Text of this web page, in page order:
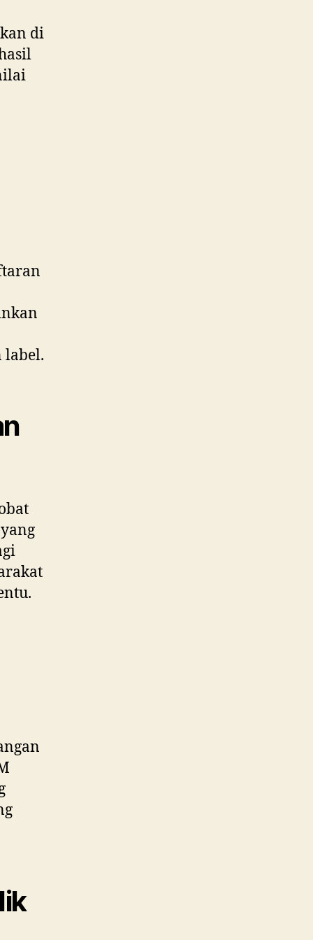
di
label.